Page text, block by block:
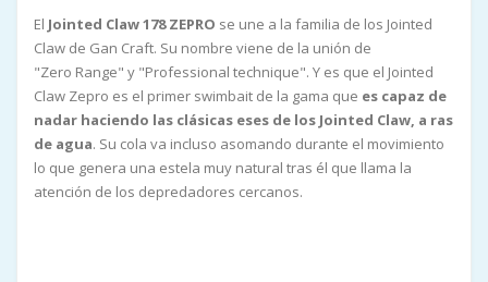
El Jointed Claw 178 ZEPRO se une a la familia de los Jointed
Claw de Gan Craft. Su nombre viene de la unión de
"Zero Range" y "Professional technique". Y es que el Jointed
Claw Zepro es el primer swimbait de la gama que es capaz de
nadar haciendo las clásicas eses de los Jointed Claw, a ras
de agua. Su cola va incluso asomando durante el movimiento
lo que genera una estela muy natural tras él que llama la
atención de los depredadores cercanos.